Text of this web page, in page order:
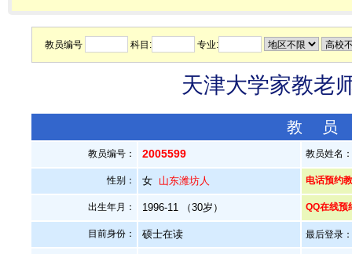
教员编号 科目: 专业:
天津大学家教老
教
教员编号： 2005599 教员姓名
性别： 女 山东潍坊人 电话预约
出生年月： 1996-11 （30岁） QQ在线预
目前身份： 硕士在读 最后登录